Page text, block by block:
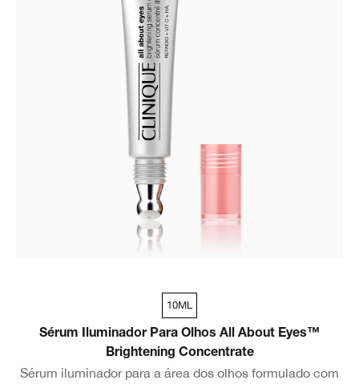
10ML
Sérum Iluminador Para Olhos All About Eyes™
Brightening Concentrate
Sérum iluminador para a área dos olhos formulado com